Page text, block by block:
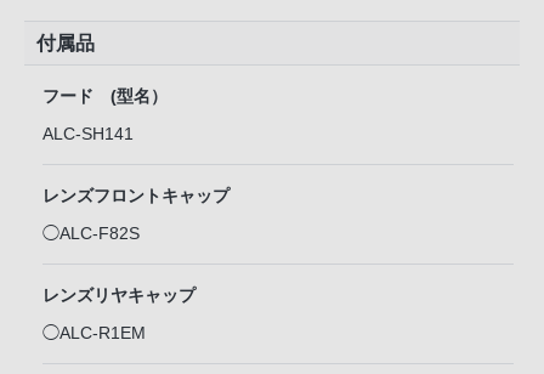
付属品
フード (型名）
ALC-SH141
レンズフロントキャップ
◯ALC-F82S
レンズリヤキャップ
◯ALC-R1EM